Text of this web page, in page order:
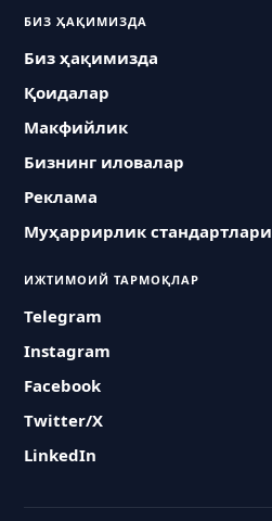
БИЗ ҲАҚИМИЗДА
Биз ҳақимизда
Қоидалар
Макфийлик
Бизнинг иловалар
Реклама
Муҳаррирлик стандартлари
ИЖТИМОИЙ ТАРМОҚЛАР
Telegram
Instagram
Facebook
Twitter/X
LinkedIn